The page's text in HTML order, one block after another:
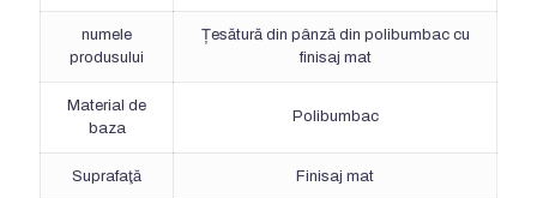
numele
produsului
Țesătură din pânză din polibumbac cu
finisaj mat
Material de
baza
Polibumbac
Suprafaţă Finisaj mat